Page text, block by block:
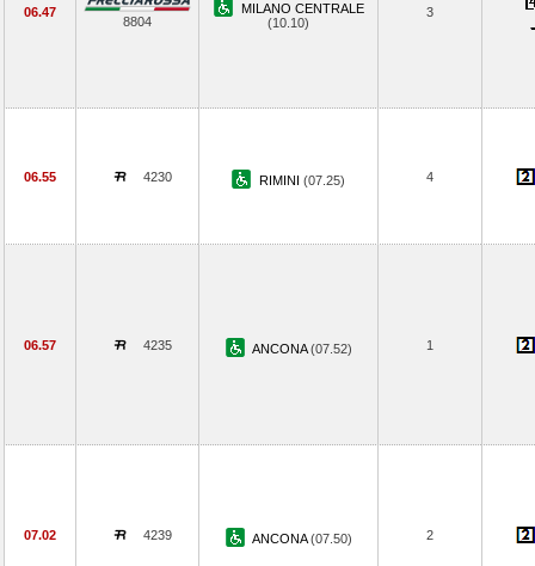
06.47
8804
MILANO CENTRALE
(10.10)
3
06.55 4230 RIMINI (07.25) 4
06.57 4235 ANCONA(07.52) 1
07.02 4239 ANCONA(07.50) 2